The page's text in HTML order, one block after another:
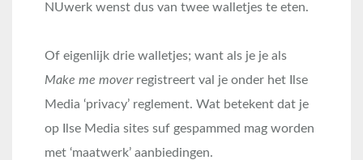
NUwerk wenst dus van twee walletjes te eten.
Of eigenlijk drie walletjes; want als je je als
Make me moverregistreert val je onder het Ilse
Media ‘privacy’ reglement. Wat betekent dat je
op Ilse Media sites suf gespammed mag worden
met ‘maatwerk’ aanbiedingen.